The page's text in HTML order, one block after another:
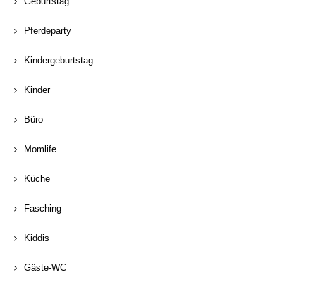
Pferdeparty
Kindergeburtstag
Kinder
Büro
Momlife
Küche
Fasching
Kiddis
Gäste-WC